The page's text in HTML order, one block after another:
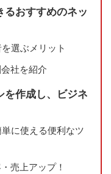
おすすめのネッ
選ぶメリット
社を紹介
作成し、ビジネ
に使える便利なツ
売上アップ！